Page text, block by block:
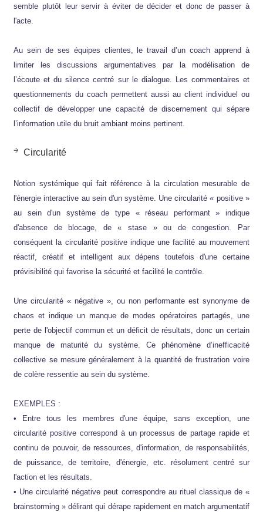
semble plutôt leur servir à éviter de décider et donc de passer à
l'acte.
Au sein de ses équipes clientes, le travail d’un coach apprend à
limiter les discussions argumentatives par la modélisation de
l’écoute et du silence centré sur le dialogue. Les commentaires et
questionnements du coach permettent aussi au client individuel ou
collectif de développer une capacité de discernement qui sépare
l’information utile du bruit ambiant moins pertinent.
Circularité
Notion systémique qui fait référence à la circulation mesurable de
l'énergie interactive au sein d'un système. Une circularité « positive »
au sein d'un système de type « réseau performant » indique
d'absence de blocage, de « stase » ou de congestion. Par
conséquent la circularité positive indique une facilité au mouvement
réactif, créatif et intelligent aux dépens toutefois d'une certaine
prévisibilité qui favorise la sécurité et facilité le contrôle.
Une circularité « négative », ou non performante est synonyme de
chaos et indique un manque de modes opératoires partagés, une
perte de l'objectif commun et un déficit de résultats, donc un certain
manque de maturité du système. Ce phénomène d’inefficacité
collective se mesure généralement à la quantité de frustration voire
de colère ressentie au sein du système.
EXEMPLES :
• Entre tous les membres d'une équipe, sans exception, une
circularité positive correspond à un processus de partage rapide et
continu de pouvoir, de ressources, d'information, de responsabilités,
de puissance, de territoire, d'énergie, etc. résolument centré sur
l'action et les résultats.
• Une circularité négative peut correspondre au rituel classique de «
brainstorming » délirant qui dérape rapidement en match argumentatif